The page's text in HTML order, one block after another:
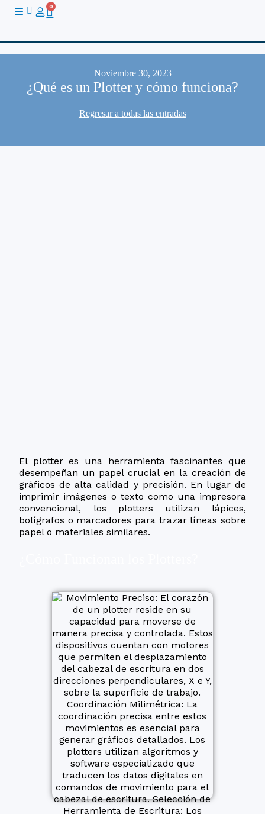
0
Cart
Noviembre 30, 2023
¿Qué es un Plotter y cómo funciona?
Regresar a todas las entradas
El plotter es una herramienta fascinantes que
desempeñan un papel crucial en la creación de
gráficos de alta calidad y precisión. En lugar de
imprimir imágenes o texto como una impresora
convencional, los plotters utilizan lápices,
bolígrafos o marcadores para trazar líneas sobre
papel o materiales similares.